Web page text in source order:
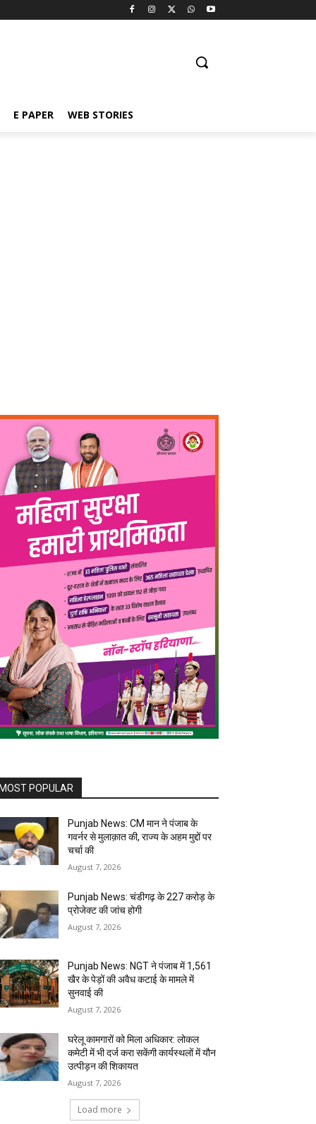
E PAPER WEB STORIES
POPULAR
Punjab News: CM मान ने पंजाब के
गवर्नर से मुलाक़ात की, राज्य के अहम मुद्दों पर
चर्चा की
August 7, 2026
Punjab News: चंडीगढ़ के ₹227 करोड़ के
प्रोजेक्ट की जांच होगी
August 7, 2026
Punjab News: NGT ने पंजाब में 1,561
खैर के पेड़ों की अवैध कटाई के मामले में
सुनवाई की
August 7, 2026
घरेलू कामगारों को मिला अधिकार: लोकल
कमेटी में भी दर्ज करा सकेंगी कार्यस्थलों में यौन
उत्पीड़न की शिकायत
August 7, 2026
Load more